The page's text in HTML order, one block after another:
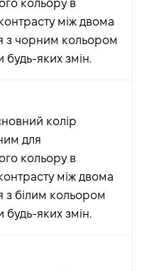
кольору в
між двома
з чорним кольором
будь-яких змін.
колір
для
кольору в
між двома
з білим кольором
будь-яких змін.